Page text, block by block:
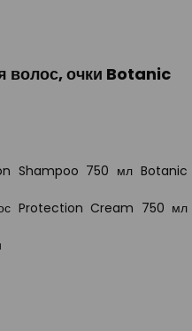
волос, очки Botanic
Shampoo 750 мл Botanic
Protection Cream 750 мл